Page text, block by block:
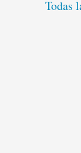
Todas